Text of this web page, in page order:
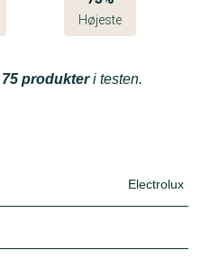
Højeste
75 produkteri testen.
Electrolux